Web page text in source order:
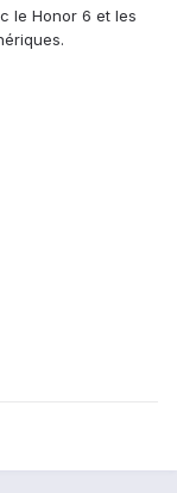
le Honor 6 et les